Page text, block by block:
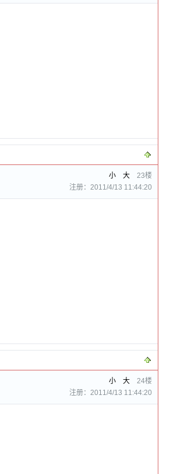
小 大 23楼
注册：2011/4/13 11:44:20
小 大 24楼
注册：2011/4/13 11:44:20